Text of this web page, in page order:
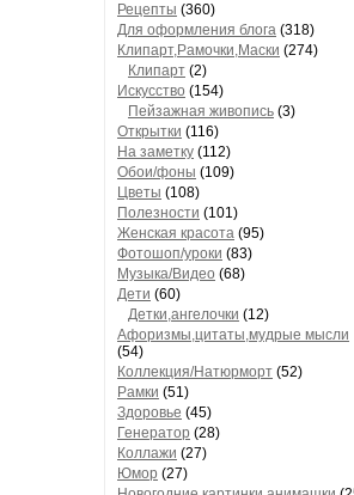
Рецепты (360)
Для оформления блога (318)
Клипарт,Рамочки,Маски (274)
Клипарт (2)
Искусство (154)
Пейзажная живопись (3)
Открытки (116)
На заметку (112)
Обои/фоны (109)
Цветы (108)
Полезности (101)
Женская красота (95)
Фотошоп/уроки (83)
Музыка/Видео (68)
Дети (60)
Детки,ангелочки (12)
Афоризмы,цитаты,мудрые мысли
(54)
Коллекция/Натюрморт (52)
Рамки (51)
Здоровье (45)
Генератор (28)
Коллажи (27)
Юмор (27)